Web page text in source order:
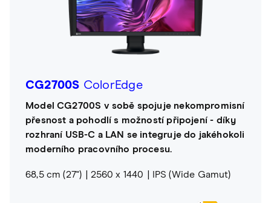
CG2700S ColorEdge
Model CG2700S v sobě spojuje nekompromisní
přesnost a pohodlí s možností připojení - díky
rozhraní USB-C a LAN se integruje do jakéhokoli
moderního pracovního procesu.
68,5 cm (27") 2560 x 1440 IPS (Wide Gamut)